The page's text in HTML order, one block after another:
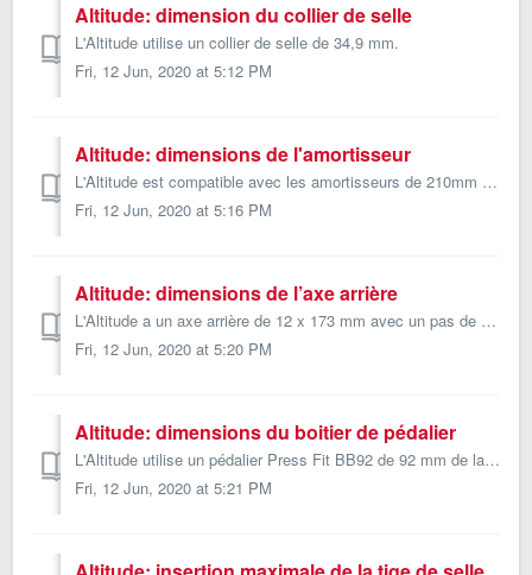
Altitude: dimension du collier de selle
L'Altitude utilise un collier de selle de 34,9 mm.
Fri, 12 Jun, 2020 at 5:12 PM
Altitude: dimensions de l'amortisseur
L'Altitude est compatible avec les amortisseurs de 210mm x 55 mm. L’oeillet avant nécessite des réducteurs et un axe de 25 mm de longueur et de 8 mm de...
Fri, 12 Jun, 2020 at 5:16 PM
Altitude: dimensions de l’axe arrière
L'Altitude a un axe arrière de 12 x 173 mm avec un pas de filetage de 1,5 mm. Vous pouvez commander un axe arrière de remplacement sur notre boutique en...
Fri, 12 Jun, 2020 at 5:20 PM
Altitude: dimensions du boitier de pédalier
L'Altitude utilise un pédalier Press Fit BB92 de 92 mm de largeur avec un boîtier de 41 mm de diamètre. Le jeu de pédalier PF30 n’est pas compatible ...
Fri, 12 Jun, 2020 at 5:21 PM